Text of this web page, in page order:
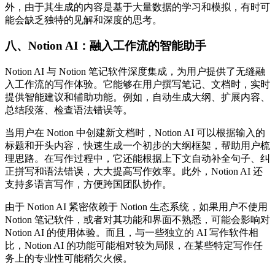
外，由于其生成的内容是基于大量数据的学习和模拟，有时可
能会缺乏独特的见解和深度的思考。​
八、Notion AI：融入工作流的智能助手​
Notion AI 与 Notion 笔记软件深度集成，为用户提供了无缝融
入工作流的写作体验。它能够在用户撰写笔记、文档时，实时
提供智能建议和辅助功能。例如，自动生成大纲、扩展内容、
总结段落、检查语法错误等。​
当用户在 Notion 中创建新文档时，Notion AI 可以根据输入的
标题和开头内容，快速生成一个初步的大纲框架，帮助用户梳
理思路。在写作过程中，它还能根据上下文自动补全句子、纠
正拼写和语法错误，大大提高写作效率。此外，Notion AI 还
支持多语言写作，方便跨国团队协作。​
由于 Notion AI 紧密依赖于 Notion 生态系统，如果用户不使用
Notion 笔记软件，或者对其功能和界面不熟悉，可能会影响对
Notion AI 的使用体验。而且，与一些独立的 AI 写作软件相
比，Notion AI 的功能可能相对较为局限，在某些特定写作任
务上的专业性可能稍欠火候。​